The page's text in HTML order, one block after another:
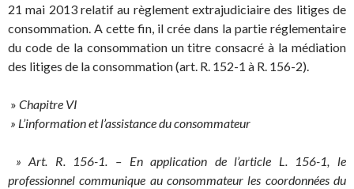
21 mai 2013 relatif au règlement extrajudiciaire des litiges de
consommation. A cette fin, il crée dans la partie réglementaire
du code de la consommation un titre consacré à la médiation
des litiges de la consommation (art. R. 152-1 à R. 156-2).
» Chapitre VI
» L’information et l’assistance du consommateur
» Art. R. 156-1. – En application de l’article L. 156-1, le
professionnel communique au consommateur les coordonnées du